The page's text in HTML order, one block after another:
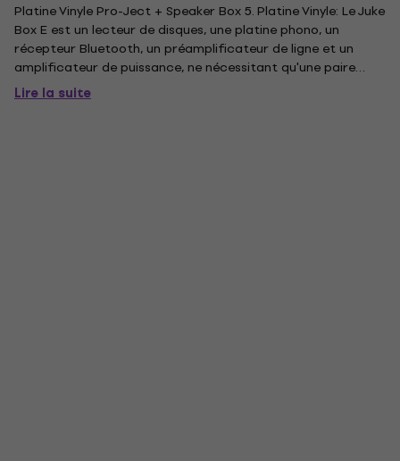
Platine Vinyle Pro-Ject + Speaker Box 5. Platine Vinyle: Le Juke
Box E est un lecteur de disques, une platine phono, un
récepteur Bluetooth, un préamplificateur de ligne et un
amplificateur de puissance, ne nécessitant qu'une paire
d'enceintes pour constituer un système complet. Si vous
pensez qu'un système de plateau tournant de démarreur
Lire la suite